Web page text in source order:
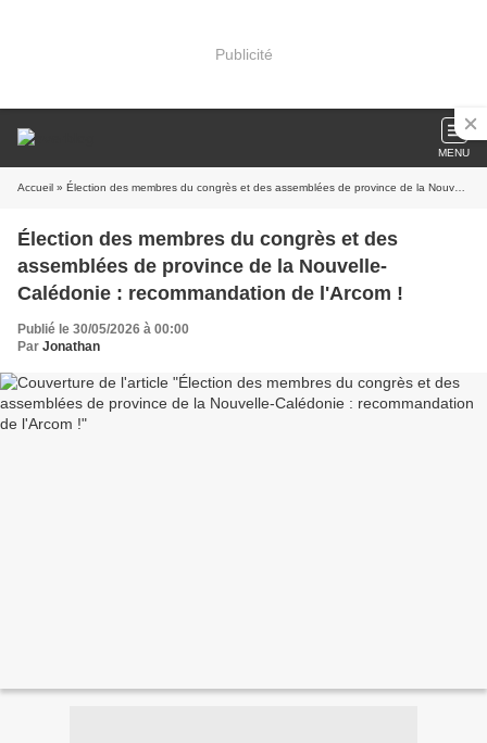
Publicité
MENU
Accueil » Élection des membres du congrès et des assemblées de province de la Nouvelle-Calédonie : recommandation de l'Arcom !
Élection des membres du congrès et des
assemblées de province de la Nouvelle-
Calédonie : recommandation de l'Arcom !
Publié le 30/05/2026 à 00:00
Par Jonathan